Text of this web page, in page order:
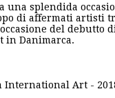
una splendida
di affermati artisti
del debutto
in Danimarca.